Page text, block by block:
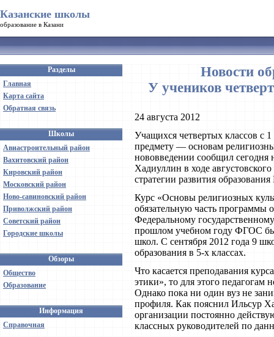
Казанские школы
образование в Казани
Разделы
Главная
Карта сайта
Обратная связь
Школы
Авиастроительный район
Вахитовский район
Кировский район
Московский район
Ново-савиновский район
Приволжский район
Советский район
Городские школы
Обзоры
Общество
Образование
Информация
Справочная
Новости
У учеников
24 августа 2012
Учащихся четвертых классов с 1
предмету — основам
нововведении сообщил сегодня
Хадиуллин в ходе
стратегии развития
Курс «Основы религиозных
обязательную часть программы
Федеральному
прошлом учебном году ФГОС
школ. С сентября 2012 года 9
образования в 5-х классах.
Что касается преподавания
этики», то для этого педагогам
Однако пока ни один вуз не
профиля. Как пояснил Ильсур
организации постоянно
классных руководителей по